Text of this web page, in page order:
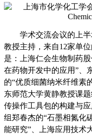
学术交流会议的上
教授主持，来自12家单
是：
上海仁会生物制药
在药物开发中的应用”、
的“优质细菌纳米纤维素
东师范大学黄静教授课
传操作工具包的构建与
组郑春杰的“石墨相氮化
能研究”、上海应用技术